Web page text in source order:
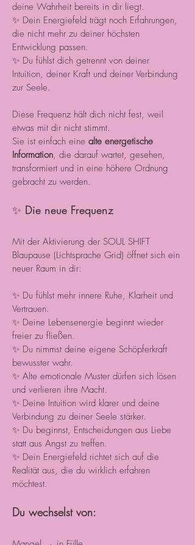
deine Wahrheit bereits in dir liegt.
✨ Dein Energiefeld trägt noch Erfahrungen,
die nicht mehr zu deiner höchsten
Entwicklung passen.
✨ Du fühlst dich getrennt von deiner
Intuition, deiner Kraft und deiner Verbindung
zur Seele.
Diese Frequenz hält dich nicht fest, weil
etwas mit dir nicht stimmt.
Sie ist einfach eine alte energetische
Information, die darauf wartet, gesehen,
transformiert und in eine höhere Ordnung
gebracht zu werden.
✨ Die neue Frequenz
Mit der Aktivierung der SOUL SHIFT
Blaupause (Lichtsprache Grid) öffnet sich ein
neuer Raum in dir:
✨ Du fühlst mehr innere Ruhe, Klarheit und
Vertrauen.
✨ Deine Lebensenergie beginnt wieder
freier zu fließen.
✨ Du nimmst deine eigene Schöpferkraft
bewusster wahr.
✨ Alte emotionale Muster dürfen sich lösen
und verlieren ihre Macht.
✨ Deine Intuition wird klarer und deine
Verbindung zu deiner Seele stärker.
✨ Du beginnst, Entscheidungen aus Liebe
statt aus Angst zu treffen.
✨ Dein Energiefeld richtet sich auf die
Realität aus, die du wirklich erfahren
möchtest.
Du wechselst von: